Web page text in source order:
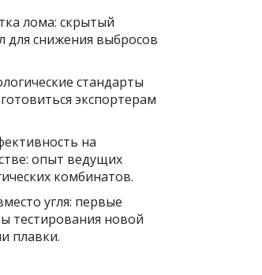
лома: скрытый
для снижения выбросов
стандарты
экспортерам
на
опыт ведущих
комбинатов.
угля: первые
тестирования новой
плавки.